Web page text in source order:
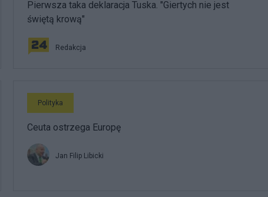
Pierwsza taka deklaracja Tuska. "Giertych nie jest
świętą krową"
Redakcja
Polityka
Ceuta ostrzega Europę
Jan Filip Libicki